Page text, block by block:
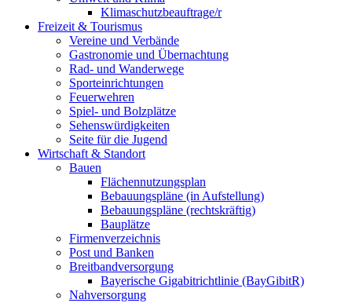
Klimaschutzbeauftrage/r
Freizeit & Tourismus
Vereine und Verbände
Gastronomie und Übernachtung
Rad- und Wanderwege
Sporteinrichtungen
Feuerwehren
Spiel- und Bolzplätze
Sehenswürdigkeiten
Seite für die Jugend
Wirtschaft & Standort
Bauen
Flächennutzungsplan
Bebauungspläne (in Aufstellung)
Bebauungspläne (rechtskräftig)
Bauplätze
Firmenverzeichnis
Post und Banken
Breitbandversorgung
Bayerische Gigabitrichtlinie (BayGibitR)
Nahversorgung